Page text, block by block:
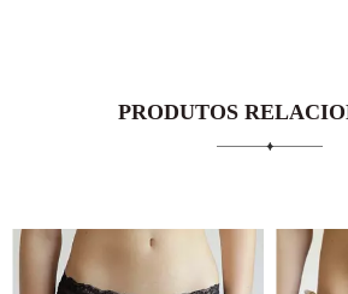
PRODUTOS